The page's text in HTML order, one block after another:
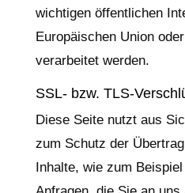
wichtigen öffentlichen
Europäischen Union
verarbeitet werden.
SSL- bzw. TLS-
Diese Seite nutzt aus
zum Schutz der
Inhalte, wie zum